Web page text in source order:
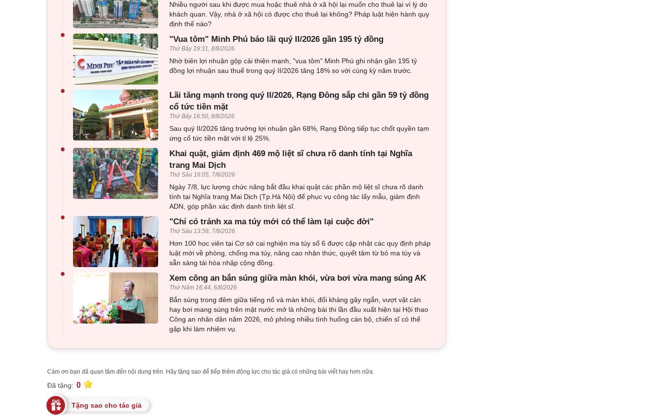
Nhiều người sau khi được mua hoặc thuê nhà ở xã hội lại muốn cho thuê lại vì lý do
khách quan. Vậy, nhà ở xã hội có được cho thuê lại không? Pháp luật hiện hành quy
định thế nào?
• "Vua tôm" Minh Phú báo lãi quý II/2026 gần 195 tỷ đồng
Thứ Bảy 19:31, 8/8/2026
Nhờ biên lợi nhuận gộp cải thiện mạnh, "vua tôm" Minh Phú ghi nhận gần 195 tỷ
đồng lợi nhuận sau thuế trong quý II/2026 tăng 18% so với cùng kỳ năm trước.
•
Lãi tăng mạnh trong quý II/2026, Rạng Đông sắp chi gần 59 tỷ đồng
cổ tức tiền mặt
Thứ Bảy 16:50, 8/8/2026
Sau quý II/2026 tăng trưởng lợi nhuận gần 68%, Rạng Đông tiếp tục chốt quyền tạm
ứng cổ tức tiền mặt với tỉ lệ 25%.
•
Khai quật, giám định 469 mộ liệt sĩ chưa rõ danh tính tại Nghĩa
trang Mai Dịch
Thứ Sáu 16:05, 7/8/2026
Ngày 7/8, lực lượng chức năng bắt đầu khai quật các phần mộ liệt sĩ chưa rõ danh
tính tại Nghĩa trang Mai Dịch (Tp.Hà Nội) để phục vụ công tác lấy mẫu, giám định
ADN, góp phần xác định danh tính liệt sĩ.
• "Chỉ có tránh xa ma túy mới có thể làm lại cuộc đời"
Thứ Sáu 13:58, 7/8/2026
Hơn 100 học viên tại Cơ sở cai nghiện ma túy số 6 được cập nhật các quy định pháp
luật mới về phòng, chống ma túy, nâng cao nhận thức, quyết tâm từ bỏ ma túy và
sẵn sàng tái hòa nhập cộng đồng.
• Xem công an bắn súng giữa màn khói, vừa bơi vừa mang súng AK
Thứ Năm 16:44, 6/8/2026
Bắn súng trong đêm giữa tiếng nổ và màn khói, đối kháng gậy ngắn, vượt vật cản
hay bơi mang súng trên mặt nước mở là những bài thi lần đầu xuất hiện tại Hội thao
Công an nhân dân năm 2026, mô phỏng nhiều tình huống cán bộ, chiến sĩ có thể
gặp khi làm nhiệm vụ.
Cảm ơn bạn đã quan tâm đến nội dung trên. Hãy tặng sao để tiếp thêm động lực cho tác giả có những bài viết hay hơn nữa.
Đã tặng: 0
Tặng sao cho tác giả